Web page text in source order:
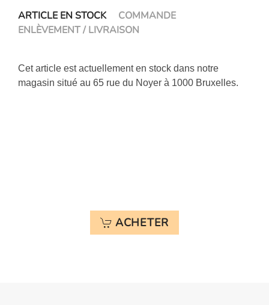
ARTICLE EN STOCK
COMMANDE
ENLÈVEMENT / LIVRAISON
Cet article est actuellement en stock dans notre
magasin situé au 65 rue du Noyer à 1000 Bruxelles.
ACHETER